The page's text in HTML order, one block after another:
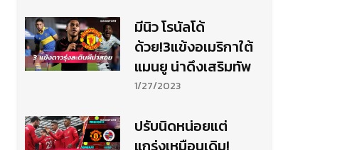
มีนิว โรนัลโด้
ด้วย!3แข้งอเมริกาใต้
แมนยู น่าดึงเสริมทัพ
1/27/2023
ปรับนิดหน่อยแต่
แกร่งเหมือนเดิม!